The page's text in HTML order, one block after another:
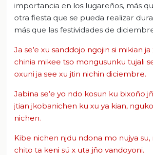
importancia en los lugareños, más
otra fiesta que se pueda realizar
más que las festividades de
Ja se’e xu sanddojo ngojin si mikian ja
chinia mikee tso mongusunku tujali
oxuni ja see xu jtin nichin diciembre.
Jabina se’e yo ndo kosun ku bixoño
jtian jkobanichen ku xu ya kian,
nichen.
Kibe nichen njdu ndona mo nujya su,
chito ta keni sú x uta jño vandoyoni.